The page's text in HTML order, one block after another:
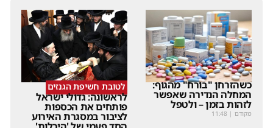
כשהזרחן "בורח" מהגוף:
המחלה הנדירה שאפשר
לזהות בזמן – ולטפל
מקודם |
11:48
לטובת חשיפת הגנזים
לראשונה: גדולי ישראל
פותחים את הכספות
לציבור במסגרת האירוע